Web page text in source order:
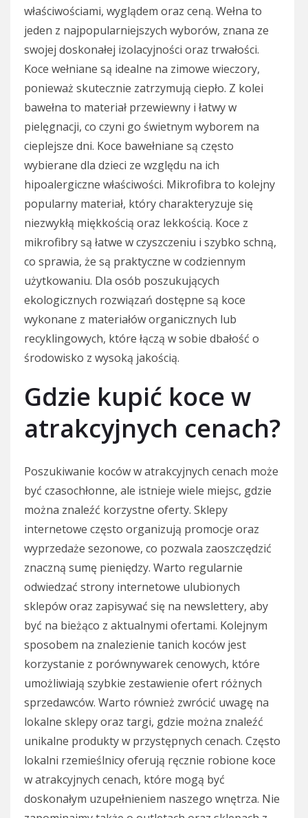
właściwościami, wyglądem oraz ceną. Wełna to
jeden z najpopularniejszych wyborów, znana ze
swojej doskonałej izolacyjności oraz trwałości.
Koce wełniane są idealne na zimowe wieczory,
ponieważ skutecznie zatrzymują ciepło. Z kolei
bawełna to materiał przewiewny i łatwy w
pielęgnacji, co czyni go świetnym wyborem na
cieplejsze dni. Koce bawełniane są często
wybierane dla dzieci ze względu na ich
hipoalergiczne właściwości. Mikrofibra to kolejny
popularny materiał, który charakteryzuje się
niezwykłą miękkością oraz lekkością. Koce z
mikrofibry są łatwe w czyszczeniu i szybko schną,
co sprawia, że są praktyczne w codziennym
użytkowaniu. Dla osób poszukujących
ekologicznych rozwiązań dostępne są koce
wykonane z materiałów organicznych lub
recyklingowych, które łączą w sobie dbałość o
środowisko z wysoką jakością.
Gdzie kupić koce w
atrakcyjnych cenach?
Poszukiwanie koców w atrakcyjnych cenach może
być czasochłonne, ale istnieje wiele miejsc, gdzie
można znaleźć korzystne oferty. Sklepy
internetowe często organizują promocje oraz
wyprzedaże sezonowe, co pozwala zaoszczędzić
znaczną sumę pieniędzy. Warto regularnie
odwiedzać strony internetowe ulubionych
sklepów oraz zapisywać się na newslettery, aby
być na bieżąco z aktualnymi ofertami. Kolejnym
sposobem na znalezienie tanich koców jest
korzystanie z porównywarek cenowych, które
umożliwiają szybkie zestawienie ofert różnych
sprzedawców. Warto również zwrócić uwagę na
lokalne sklepy oraz targi, gdzie można znaleźć
unikalne produkty w przystępnych cenach. Często
lokalni rzemieślnicy oferują ręcznie robione koce
w atrakcyjnych cenach, które mogą być
doskonałym uzupełnieniem naszego wnętrza. Nie